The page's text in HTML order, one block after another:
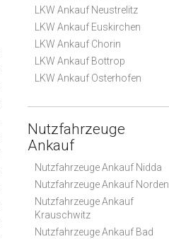
LKW Ankauf Neustrelitz
LKW Ankauf Euskirchen
LKW Ankauf Chorin
LKW Ankauf Bottrop
LKW Ankauf Osterhofen
Nutzfahrzeuge
Ankauf
Nutzfahrzeuge Ankauf Nidda
Nutzfahrzeuge Ankauf Norden
Nutzfahrzeuge Ankauf
Krauschwitz
Nutzfahrzeuge Ankauf Bad